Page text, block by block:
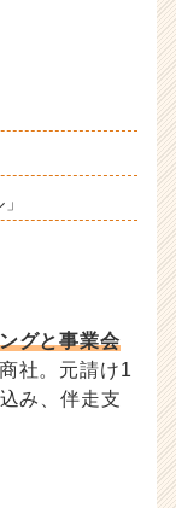
グと事業会
社。元請け1
み、伴走支